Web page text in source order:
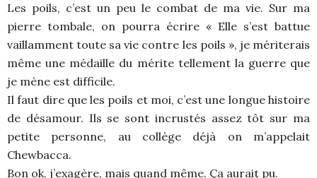
Les poils, c’est un peu le combat de ma vie. Sur ma
pierre tombale, on pourra écrire « Elle s’est battue
vaillamment toute sa vie contre les poils », je mériterais
même une médaille du mérite tellement la guerre que
je mène est difficile.
Il faut dire que les poils et moi, c’est une longue histoire
de désamour. Ils se sont incrustés assez tôt sur ma
petite personne, au collège déjà on m’appelait
Chewbacca.
Bon ok, j’exagère, mais quand même. Ça aurait pu.